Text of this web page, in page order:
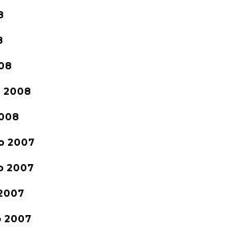
2008
2007
2007
2007